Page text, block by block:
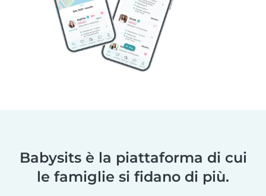
Babysits è la piattaforma di cui
le famiglie si fidano di più.